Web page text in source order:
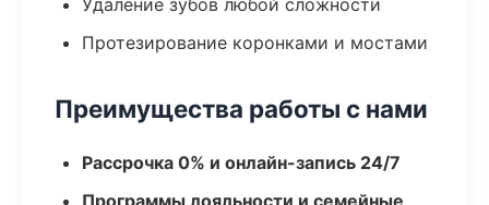
Удаление зубов любой сложности
Протезирование коронками и мостами
Преимущества работы с нами
Рассрочка 0% и онлайн-запись 24/7
Программы лояльности и семейные